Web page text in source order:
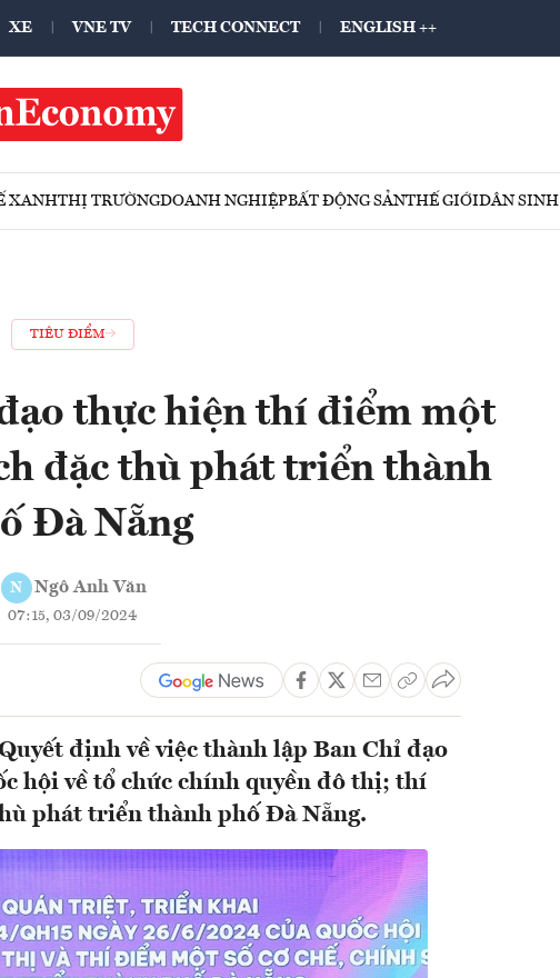
XE VNE TV TECH CONNECT ENGLISH ++
XANHTHỊ TRƯỜNGDOANH NGHIỆPBẤT ĐỘNG SẢNTHẾ GIỚIDÂN SINH
TIÊU ĐIỂM
thực hiện thí điểm một
đặc thù phát triển thành
Đà Nẵng
N Ngô Anh Văn
07:15, 03/09/2024
định về việc thành lập Ban Chỉ đạo
hội về tổ chức chính quyền đô thị; thí
phát triển thành phố Đà Nẵng.